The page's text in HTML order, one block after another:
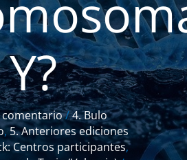
Y?
/4. Bulo
,5. Anteriores ediciones
Centros participantes,